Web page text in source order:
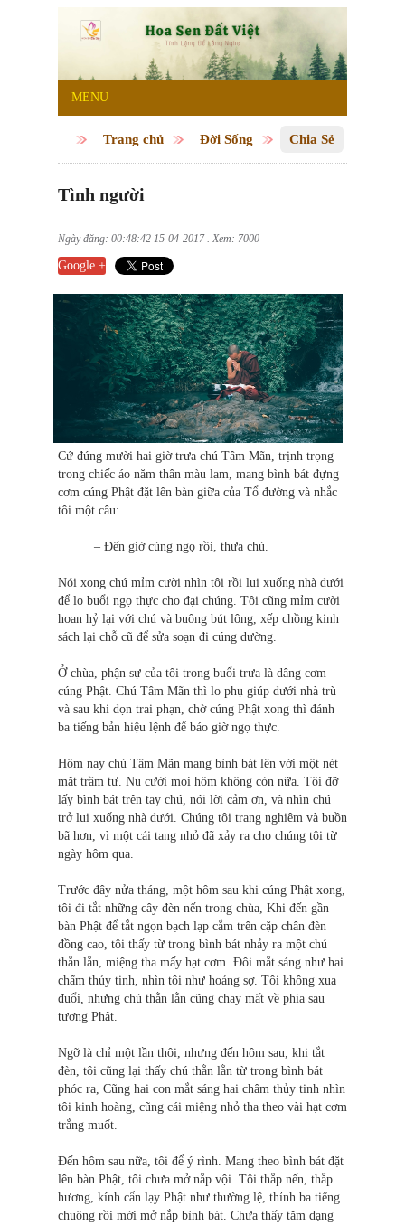
MENU
Trang chủ Đời Sống Chia Sẻ
Tình người
Ngày đăng: 00:48:42 15-04-2017 . Xem: 7000
Google +
Cứ đúng mười hai giờ trưa chú Tâm Mãn, trịnh trọng
trong chiếc áo năm thân màu lam, mang bình bát đựng
cơm cúng Phật đặt lên bàn giữa của Tổ đường và nhắc
tôi một câu:
– Đến giờ cúng ngọ rồi, thưa chú.
Nói xong chú mỉm cười nhìn tôi rồi lui xuống nhà dưới
để lo buổi ngọ thực cho đại chúng. Tôi cũng mỉm cười
hoan hỷ lại với chú và buông bút lông, xếp chồng kinh
sách lại chỗ cũ để sửa soạn đi cúng dường.
Ở chùa, phận sự của tôi trong buổi trưa là dâng cơm
cúng Phật. Chú Tâm Mãn thì lo phụ giúp dưới nhà trù
và sau khi dọn trai phạn, chờ cúng Phật xong thì đánh
ba tiếng bản hiệu lệnh để báo giờ ngọ thực.
Hôm nay chú Tâm Mãn mang bình bát lên với một nét
mặt trầm tư. Nụ cười mọi hôm không còn nữa. Tôi đỡ
lấy bình bát trên tay chú, nói lời cảm ơn, và nhìn chú
trở lui xuống nhà dưới. Chúng tôi trang nghiêm và buồn
bã hơn, vì một cái tang nhỏ đã xảy ra cho chúng tôi từ
ngày hôm qua.
Trước đây nửa tháng, một hôm sau khi cúng Phật xong,
tôi đi tắt những cây đèn nến trong chùa, Khi đến gần
bàn Phật để tắt ngọn bạch lạp cắm trên cặp chân đèn
đồng cao, tôi thấy từ trong bình bát nhảy ra một chú
thằn lằn, miệng tha mấy hạt cơm. Đôi mắt sáng như hai
chấm thủy tinh, nhìn tôi như hoảng sợ. Tôi không xua
đuổi, nhưng chú thằn lằn cũng chạy mất về phía sau
tượng Phật.
Ngỡ là chỉ một lần thôi, nhưng đến hôm sau, khi tắt
đèn, tôi cũng lại thấy chú thằn lằn từ trong bình bát
phóc ra, Cũng hai con mắt sáng hai châm thủy tinh nhìn
tôi kinh hoàng, cũng cái miệng nhỏ tha theo vài hạt cơm
trắng muốt.
Đến hôm sau nữa, tôi để ý rình. Mang theo bình bát đặt
lên bàn Phật, tôi chưa mở nắp vội. Tôi thắp nến, thắp
hương, kính cẩn lạy Phật như thường lệ, thỉnh ba tiếng
chuông rồi mới mở nắp bình bát. Chưa thấy tăm dạng